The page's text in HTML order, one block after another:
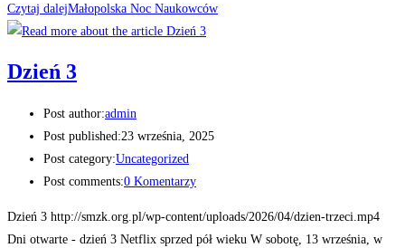
Czytaj dalejMałopolska Noc Naukowców
Dzień 3
Post author:admin
Post published:23 września, 2025
Post category:Uncategorized
Post comments:0 Komentarzy
Dzień 3 http://smzk.org.pl/wp-content/uploads/2026/04/dzien-trzeci.mp4
Dni otwarte - dzień 3 Netflix sprzed pół wieku W sobotę, 13 września, w